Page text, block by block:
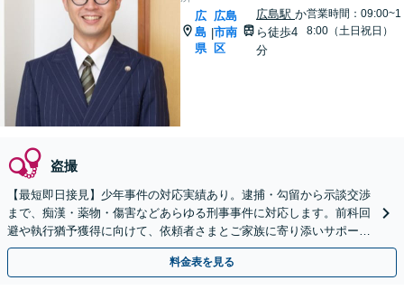
広
島
県
|
広島
市南
区
広島駅か
ら徒歩4
分
営業時間：09:00~1
8:00（土日祝日）
盗撮
【最短即日接見】少年事件の対応実績あり。逮捕・勾留から示談交渉
まで、痴漢・薬物・傷害などあらゆる刑事事件に対応します。前科回
避や執行猶予獲得に向けて、依頼者さまとご家族に寄り添いサポート
いたします【猿猴橋町駅2分】
料金表を見る